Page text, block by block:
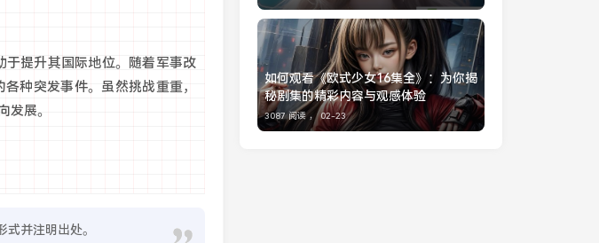
提升其国际地位。随着军事改
种突发事件。虽然挑战重重，
展。
并注明出处。
如何观看《欧式少女16集全》：为你揭
秘剧集的精彩内容与观感体验
3087 阅读 ， 02-23